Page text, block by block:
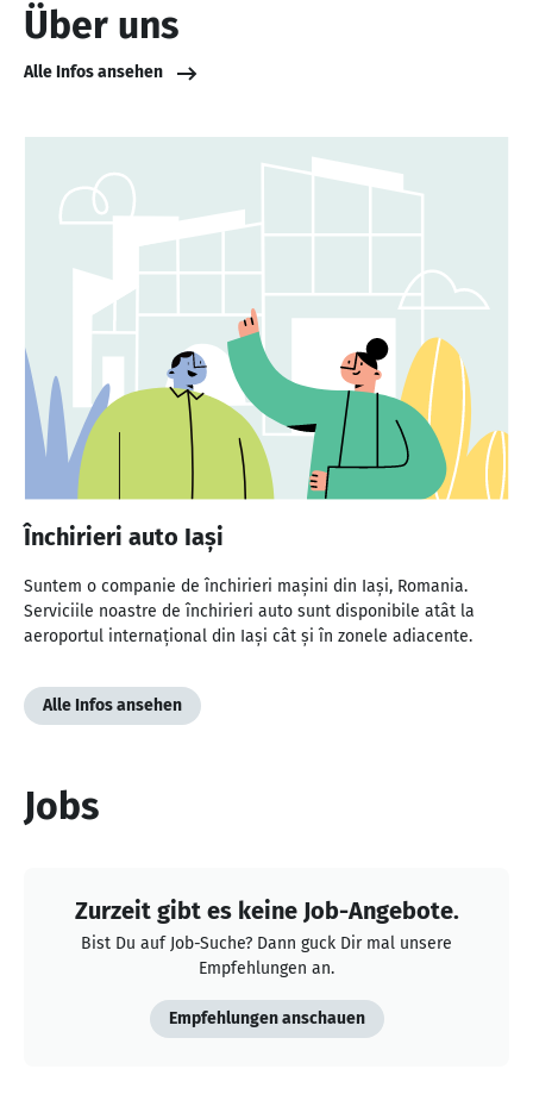
Über uns
Alle Infos ansehen
Închirieri auto Iași
Suntem o companie de închirieri mașini din Iași, Romania.
Serviciile noastre de închirieri auto sunt disponibile atât la
aeroportul internațional din Iași cât și în zonele adiacente.
Alle Infos ansehen
Jobs
Zurzeit gibt es keine Job-Angebote.
Bist Du auf Job-Suche? Dann guck Dir mal unsere
Empfehlungen an.
Empfehlungen anschauen